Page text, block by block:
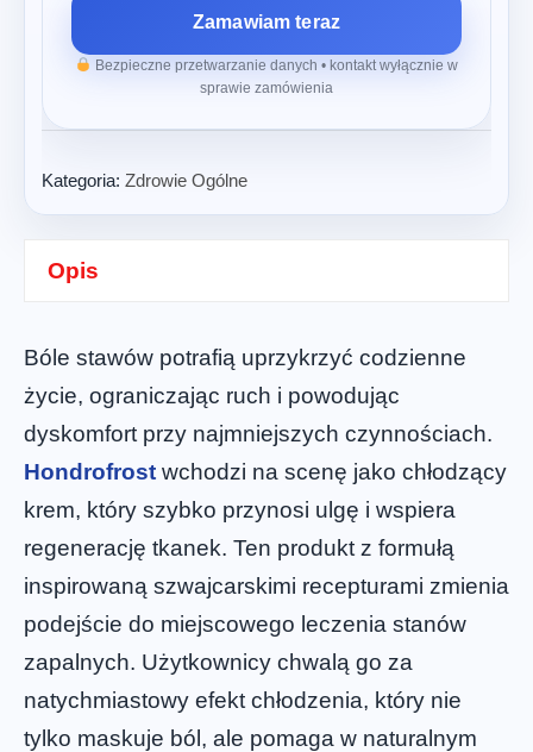
Zamawiam teraz
Bezpieczne przetwarzanie danych • kontakt wyłącznie w
sprawie zamówienia
Kategoria: Zdrowie Ogólne
Opis
Bóle stawów potrafią uprzykrzyć codzienne
życie, ograniczając ruch i powodując
dyskomfort przy najmniejszych czynnościach.
Hondrofrost wchodzi na scenę jako chłodzący
krem, który szybko przynosi ulgę i wspiera
regenerację tkanek. Ten produkt z formułą
inspirowaną szwajcarskimi recepturami zmienia
podejście do miejscowego leczenia stanów
zapalnych. Użytkownicy chwalą go za
natychmiastowy efekt chłodzenia, który nie
tylko maskuje ból, ale pomaga w naturalnym